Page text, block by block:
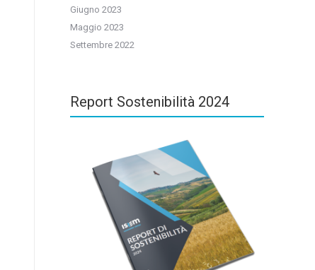
Giugno 2023
Maggio 2023
Settembre 2022
Report Sostenibilità 2024